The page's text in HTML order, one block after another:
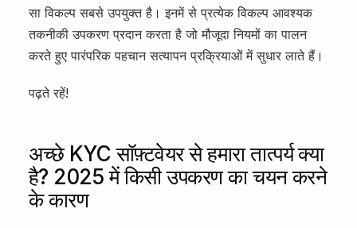
सा विकल्प सबसे उपयुक्त है। इनमें से प्रत्येक विकल्प आवश्यक
तकनीकी उपकरण प्रदान करता है जो मौजूदा नियमों का पालन
करते हुए पारंपरिक पहचान सत्यापन प्रक्रियाओं में सुधार लाते हैं।
पढ़ते रहें!
अच्छे KYC सॉफ़्टवेयर से हमारा तात्पर्य क्या
है? 2025 में किसी उपकरण का चयन करने
के कारण